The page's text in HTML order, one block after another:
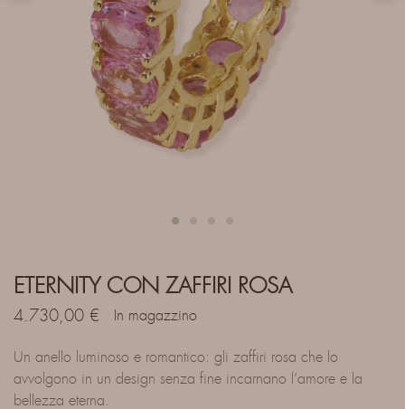
ETERNITY CON ZAFFIRI ROSA
4.730,00 € In magazzino
Un anello luminoso e romantico: gli zaffiri rosa che lo
avvolgono in un design senza fine incarnano l’amore e la
bellezza eterna.